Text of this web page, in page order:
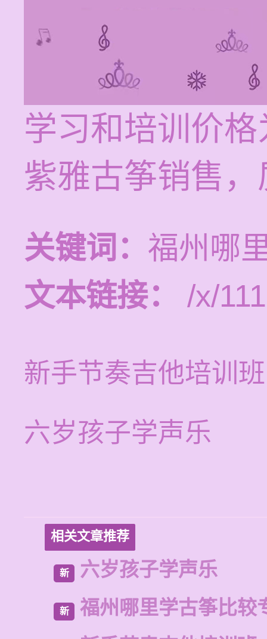
学习和培训价
紫雅古筝销售
关键词： 福州哪
文本链接：
/x/
新手节奏吉他培训班
六岁孩子学声乐
相关文章推荐
新 六岁孩子学声乐
新
福州哪里学古筝比较